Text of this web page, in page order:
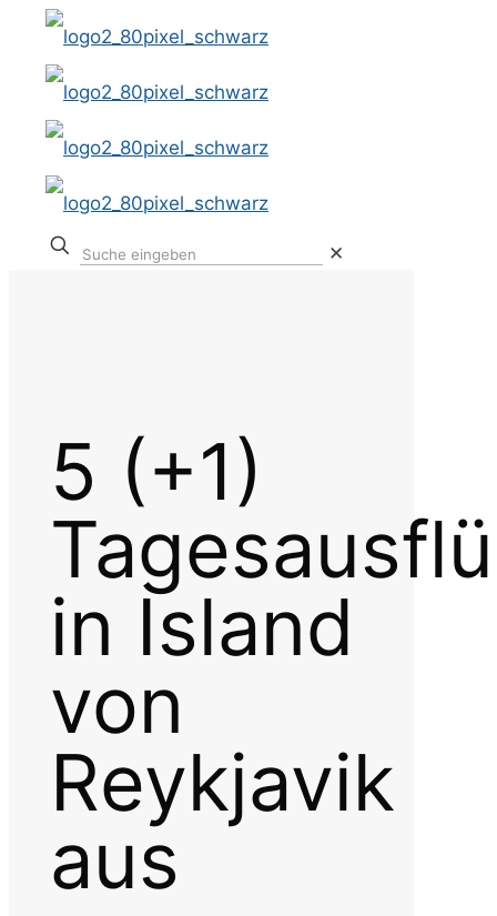
✕
5 (+1)
in Island
von
Reykjavik
aus